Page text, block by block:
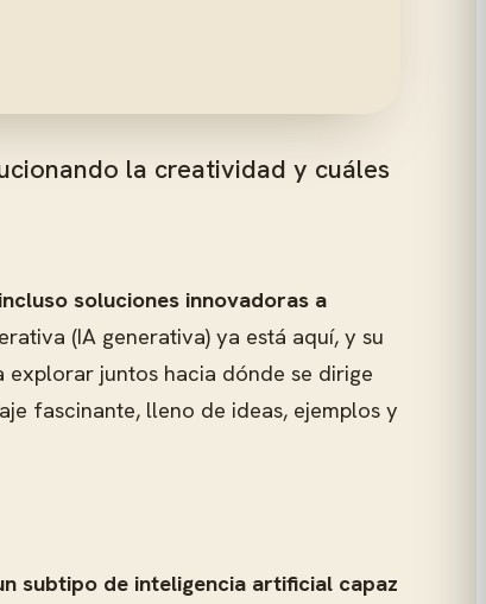
la creatividad y cuáles
soluciones innovadoras a
(IA generativa) ya está aquí, y su
explorar juntos hacia dónde se dirige
fascinante, lleno de ideas, ejemplos y
subtipo de inteligencia artificial capaz